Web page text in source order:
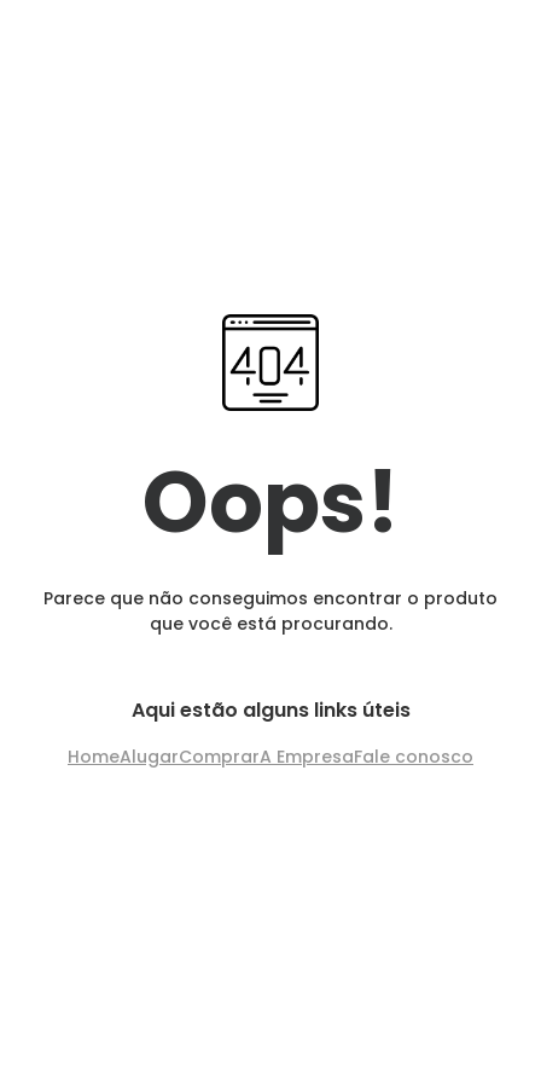
Oops!
Parece que não conseguimos encontrar o produto
que você está procurando.
Aqui estão alguns links úteis
HomeAlugarComprarA EmpresaFale conosco